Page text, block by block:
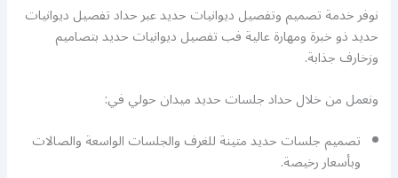
نوفر خدمة تصميم وتفصيل ديوانيات حديد عبر حداد تفصيل ديوانيات
حديد ذو خبرة ومهارة عالية فب تفصيل ديوانيات حديد بتصاميم
وزخارف جذابة.
ونعمل من خلال حداد جلسات حديد ميدان حولي في:
تصميم جلسات حديد متينة للغرف والجلسات الواسعة والصالات
وبأسعار رخيصة.